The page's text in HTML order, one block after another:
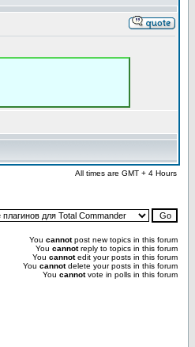
All times are GMT + 4 Hours
You cannotpost new topics in this forum
You cannotreply to topics in this forum
You cannotedit your posts in this forum
You cannotdelete your posts in this forum
You cannotvote in polls in this forum